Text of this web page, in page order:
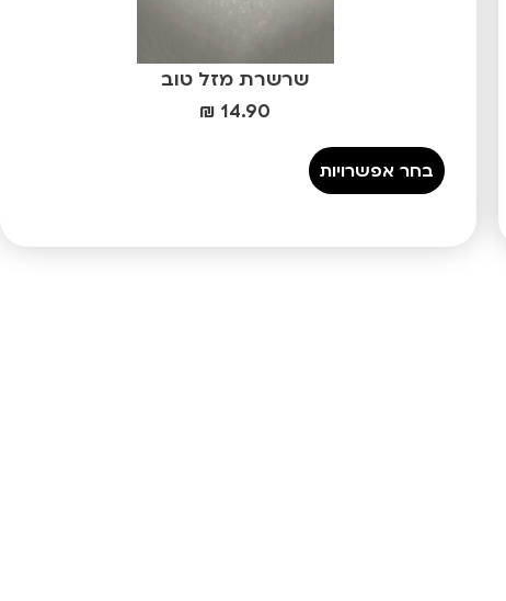
שרשרת מזל טוב
₪ 14.90
בחר אפשרויות